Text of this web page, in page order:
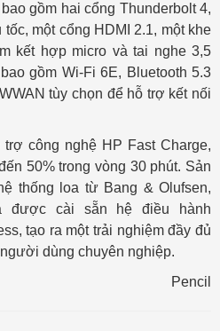
gồm hai cổng Thunderbolt 4,
một cổng HDMI 2.1, một khe
kết hợp micro và tai nghe 3,5
gồm Wi-Fi 6E, Bluetooth 5.3
tùy chọn để hỗ trợ kết nối
công nghệ HP Fast Charge,
50% trong vòng 30 phút. Sản
thống loa từ Bang & Olufsen,
được cài sẵn hệ điều hành
tạo ra một trải nghiệm đầy đủ
dùng chuyên nghiệp.
Pencil